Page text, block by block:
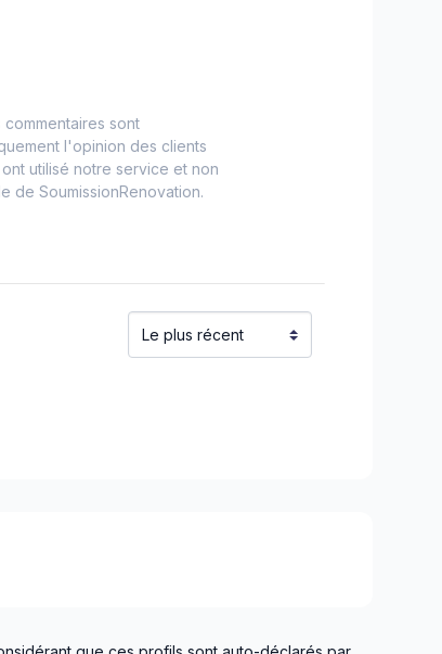
commentaires sont
l'opinion des clients
ont utilisé notre service et non
de SoumissionRenovation.